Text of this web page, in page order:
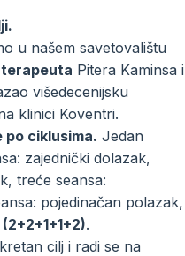
u našem savetovalištu
Pitera Kaminsa i
višedecenijsku
klinici Koventri.
po ciklusima. Jedan
zajednički dolazak,
treće seansa:
pojedinačan polazak,
(2+2+1+1+2).
cilj i radi se na